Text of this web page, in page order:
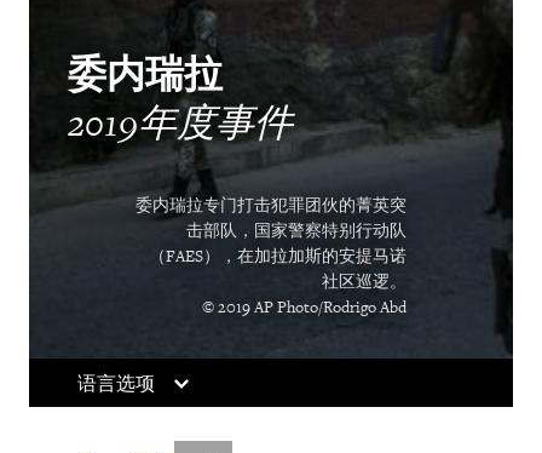
Shutting Down the Internet to Shut Up
Critics
委内瑞拉
2019年度事件
委内瑞拉专门打击犯罪团伙的菁英突
击部队，国家警察特别行动队
（FAES），在加拉加斯的安提马诺
社区巡逻。
© 2019 AP Photo/Rodrigo Abd
语言选项